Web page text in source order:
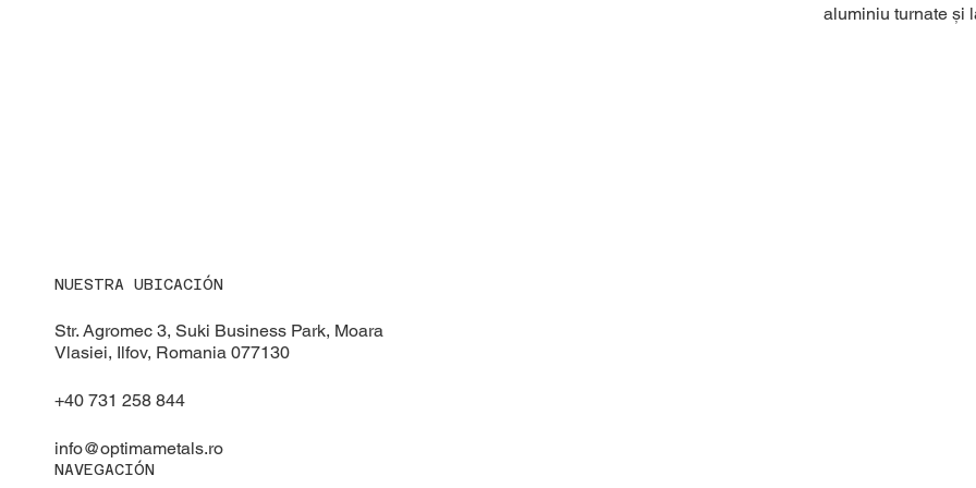
aluminiu turnate și
NUESTRA UBICACIÓN
Str. Agromec 3, Suki Business Park, Moara
Vlasiei, Ilfov, Romania 077130
+40 731 258 844
info@optimametals.ro
NAVEGACIÓN